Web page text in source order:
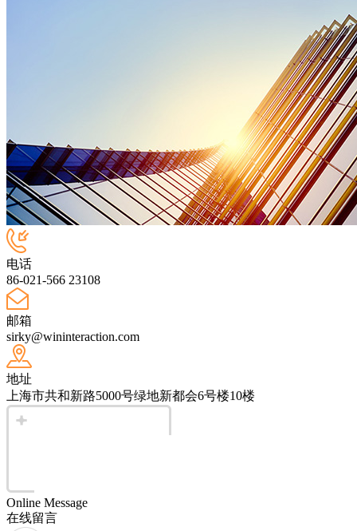
电话
86-021-566 23108
邮箱
sirky@wininteraction.com
地址
上海市共和新路5000号绿地新都会6号楼10楼
Online Message
在线留言